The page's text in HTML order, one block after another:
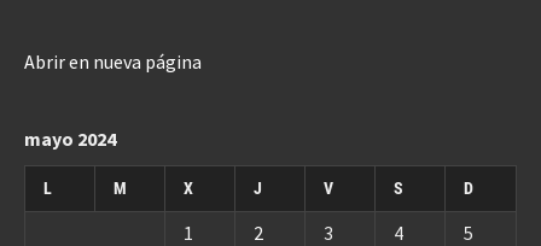
Abrir en nueva página
mayo 2024
L M X J V S D
1 2 3 4
5